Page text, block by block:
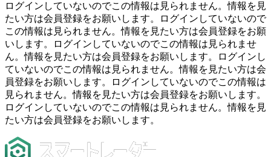
ログインしていないのでこの情報は見られません。情報を見
たい方は会員登録をお願いします。ログインしていないので
この情報は見られません。情報を見たい方は会員登録をお願
いします。ログインしていないのでこの情報は見られませ
ん。情報を見たい方は会員登録をお願いします。ログインし
ていないのでこの情報は見られません。情報を見たい方は会
員登録をお願いします。ログインしていないのでこの情報は
見られません。情報を見たい方は会員登録をお願いします。
ログインしていないのでこの情報は見られません。情報を見
たい方は会員登録をお願いします。